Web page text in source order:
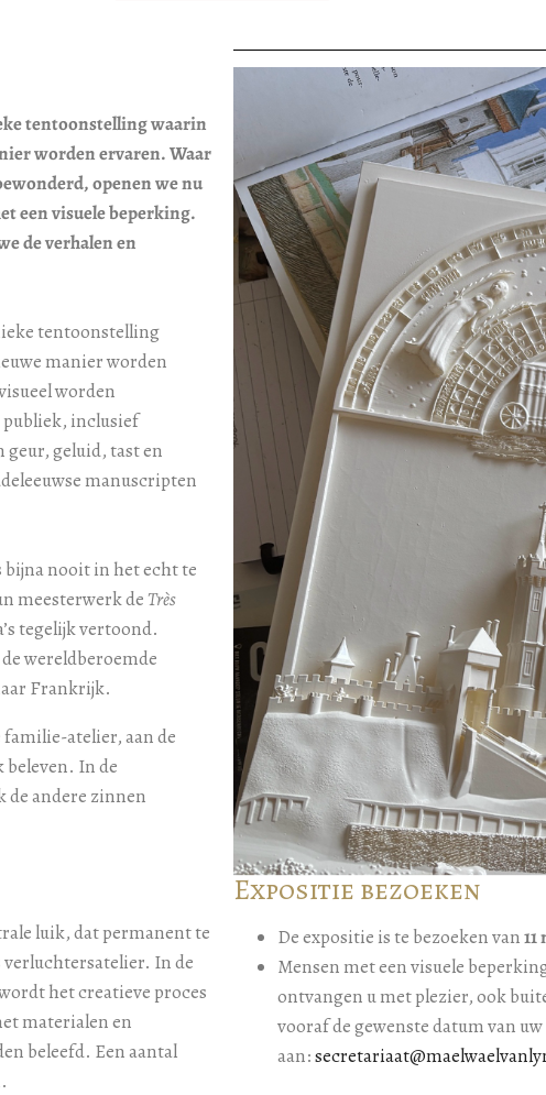
tentoonstelling waarin
worden ervaren. Waar
openen we nu
een visuele beperking.
de verhalen en
tentoonstelling
manier worden
worden
publiek, inclusief
geur, geluid, tast en
manuscripten
bijna nooit in het echt te
meesterwerk deTrès
tegelijk vertoond.
wereldberoemde
Frankrijk.
atelier, aan de
In de
de andere zinnen
luik, dat permanent te
verluchtersatelier. In de
het creatieve proces
materialen en
beleefd. Een aantal
Expositie bezoeken
De expositie is te bezoeken van
Mensen met een visuele
ontvangen u met plezier, ook
vooraf de gewenste datum van
aan: